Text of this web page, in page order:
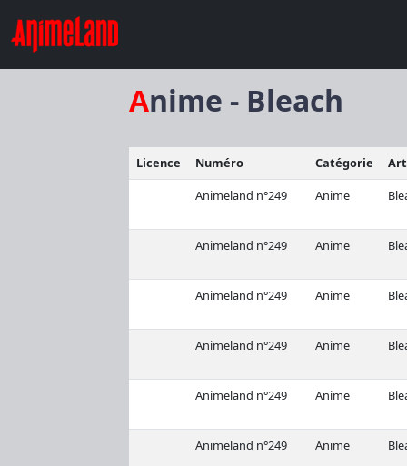
Anime - Bleach
Licence Numéro Catégorie
Animeland n°249
Anime
Animeland n°249 Anime
Animeland n°249 Anime
Animeland n°249 Anime
Animeland n°249 Anime
Animeland n°249 Anime